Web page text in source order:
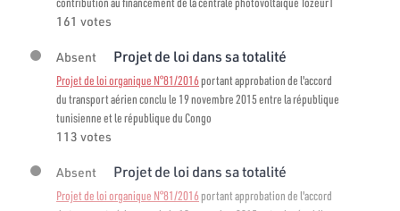
161 votes
Absent Projet de loi dans sa totalité
Projet de loi organique N°81/2016portant approbation de l'accord
du transport aérien conclu le 19 novembre 2015 entre la république
tunisienne et le république du Congo
113 votes
Absent Projet de loi dans sa totalité
Projet de loi organique N°81/2016portant approbation de l'accord